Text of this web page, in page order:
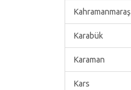
Kahramanmaraş
Karabük
Karaman
Kars